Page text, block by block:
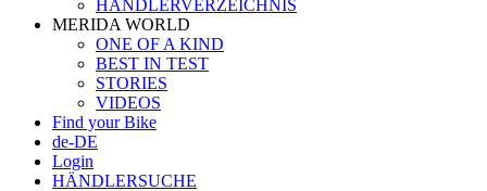
HÄNDLERVERZEICHNIS
MERIDA WORLD
ONE OF A KIND
BEST IN TEST
STORIES
VIDEOS
Find your Bike
de-DE
Login
HÄNDLERSUCHE